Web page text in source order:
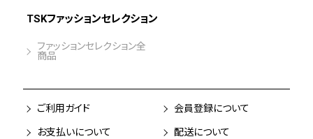
TSKファッションセレクション
ファッションセレクション全
商品
ご利用ガイド 会員登録について
お支払いについて 配送について